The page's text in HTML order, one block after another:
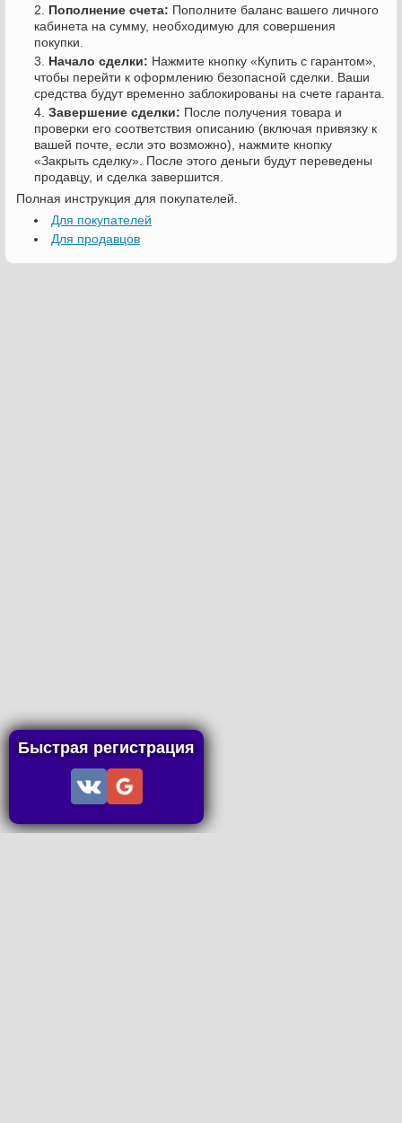
Пополнение счета: Пополните баланс вашего личного
кабинета на сумму, необходимую для совершения
покупки.
Начало сделки: Нажмите кнопку «Купить с гарантом»,
чтобы перейти к оформлению безопасной сделки. Ваши
средства будут временно заблокированы на счете гаранта.
Завершение сделки: После получения товара и
проверки его соответствия описанию (включая привязку к
вашей почте, если это возможно), нажмите кнопку
«Закрыть сделку». После этого деньги будут переведены
продавцу, и сделка завершится.
Полная инструкция для покупателей.
Для покупателей
Для продавцов
Быстрая регистрация